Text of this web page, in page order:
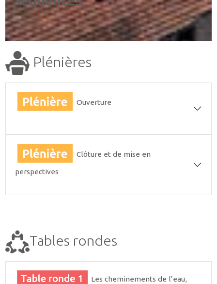
Plénières
Ouverture
Clôture et de mise en
perspectives
Tables rondes
Les cheminements de l’eau,